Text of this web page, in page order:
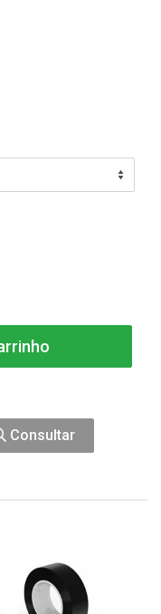
Consultar